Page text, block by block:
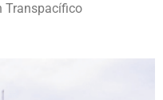
Transpacífico